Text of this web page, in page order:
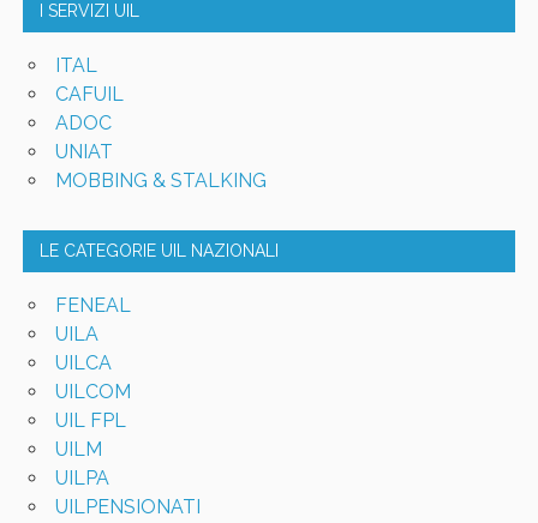
I SERVIZI UIL
ITAL
CAFUIL
ADOC
UNIAT
MOBBING & STALKING
LE CATEGORIE UIL NAZIONALI
FENEAL
UILA
UILCA
UILCOM
UIL FPL
UILM
UILPA
UILPENSIONATI